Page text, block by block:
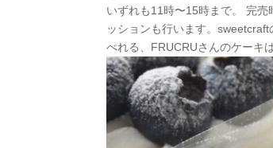
いずれも11時〜15時まで。 完
ッションも行います。
べれる、FRUCRUさんのケーキ